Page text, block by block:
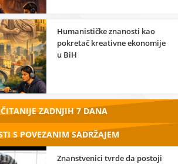
Humanističke znanosti kao
pokretač kreativne ekonomije
u BiH
ZADNJIH 7 DANA
S POVEZANIM SADRŽAJEM
Znanstvenici tvrde da postoji